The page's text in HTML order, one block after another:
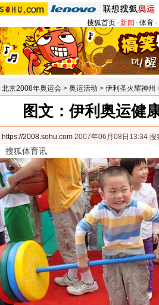
搜狐首页-新闻 -体育-
北京2008年奥运会 > 奥运活动 > 伊利圣火耀神州
图文：伊利奥运健
https://2008.sohu.com 2007年06月08日13:34 搜
搜狐体育讯